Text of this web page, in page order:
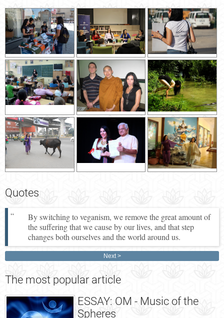
Quotes
By switching to veganism, we remove the great amount of
the suffering that we cause by our lives, and that step
changes both ourselves and the world around us.
Next
The most popular article
ESSAY: OM - Music of the
Spheres